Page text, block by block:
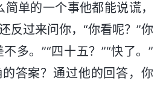
单的一个事他都能说谎，
反过来问你，“你看呢？”你
多。”“四十五？”“快了。”
答案？通过他的回答，你